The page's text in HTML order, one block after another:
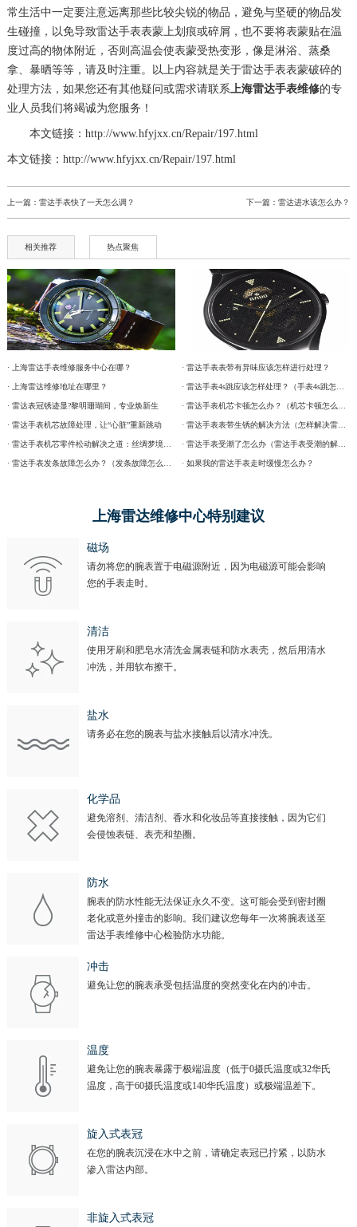
常生活中一定要注意远离那些比较尖锐的物品，避免与坚硬的物品发
生碰撞，以免导致雷达手表表蒙上划痕或碎屑，也不要将表蒙贴在温
度过高的物体附近，否则高温会使表蒙受热变形，像是淋浴、蒸桑
拿、暴晒等等，请及时注重。以上内容就是关于雷达手表表蒙破碎的
处理方法，如果您还有其他疑问或需求请联系 上海雷达手表维修的专
业人员我们将竭诚为您服务！
本文链接：http://www.hfyjxx.cn/Repair/197.html
本文链接：http://www.hfyjxx.cn/Repair/197.html
上一篇： 雷达手表快了一天怎么调？ 下一篇：雷达进水该怎么办？
相关推荐 热点聚焦
· 上海雷达手表维修服务中心在哪？
· 上海雷达维修地址在哪里？
· 雷达表冠锈迹显?黎明珊瑚间，专业焕新生
· 雷达手表机芯故障处理，让“心脏”重新跳动
· 雷达手表机芯零件松动解决之道：丝绸梦境守护时间之轮
· 雷达手表表带有异味应该怎样进行处理？
· 如果我的雷达手表走时缓慢怎么办？
上海雷达维修中心特别建议
磁场
请勿将您的腕表置于电磁源附近，因为电磁源可能会影响
您的手表走时。
清洁
使用牙刷和肥皂水清洗金属表链和防水表壳，然后用清水
冲洗，并用软布擦干。
盐水
请务必在您的腕表与盐水接触后以清水冲洗。
化学品
避免溶剂、清洁剂、香水和化妆品等直接接触，因为它们
会侵蚀表链、表壳和垫圈。
防水
腕表的防水性能无法保证永久不变。这可能会受到密封圈
老化或意外撞击的影响。我们建议您每年一次将腕表送至
雷达手表维修中心检验防水功能。
冲击
避免让您的腕表承受包括温度的突然变化在内的冲击。
温度
避免让您的腕表暴露于极端温度（低于0摄氏温度或32华氏
温度，高于60摄氏温度或140华氏温度）或极端温差下。
旋入式表冠
在您的腕表沉浸在水中之前，请确定表冠已拧紧，以防水
渗入雷达内部。
非旋入式表冠